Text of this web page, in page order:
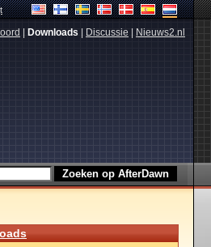
Downloads Discussie Nieuws2.nl